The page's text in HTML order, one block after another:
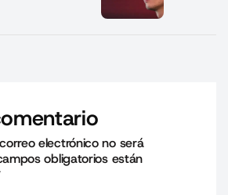
electrónico no será
obligatorios están